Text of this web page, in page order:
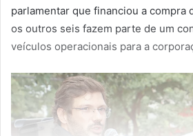
parlamentar que financiou a compra
os outros seis fazem parte de um
veículos operacionais para a